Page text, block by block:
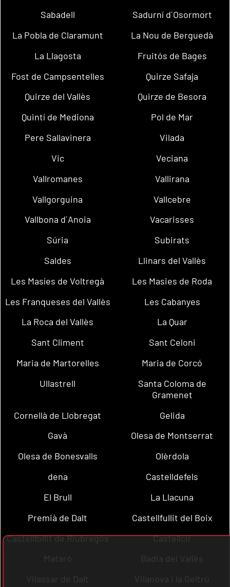
Sabadell
Sadurní d´Osormort
La Pobla de Claramunt
La Nou de Berguedà
La Llagosta
Fruitós de Bages
Fost de Campsentelles
Quirze Safaja
Quirze del Vallès
Quirze de Besora
Quintí de Mediona
Pol de Mar
Pere Sallavinera
Vilada
Vic
Veciana
Vallromanes
Vallirana
Vallgorguina
Vallcebre
Vallbona d´Anoia
Vacarisses
Súria
Subirats
Saldes
Llinars del Vallès
Les Masíes de Voltregà
Les Masies de Roda
Les Franqueses del Vallès
Les Cabanyes
La Roca del Vallès
La Quar
Sant Climent
Sant Celoni
Maria de Martorelles
Maria de Corcó
Ullastrell
Santa Coloma de
Gramenet
Cornellà de Llobregat
Gelida
Gavà
Olesa de Montserrat
Olesa de Bonesvalls
Olèrdola
dena
Castelldefels
El Brull
La Llacuna
Premià de Dalt
Castellfullit del Boix
Castellfollit de Riubregós
Castellcir
Mataró
Badia del Vallès
Vilassar de Dalt
Vilanova i la Geltrú